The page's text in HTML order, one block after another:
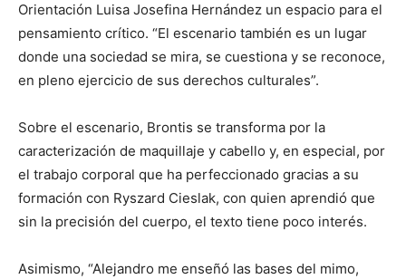
Orientación Luisa Josefina Hernández un espacio para el
pensamiento crítico. “El escenario también es un lugar
donde una sociedad se mira, se cuestiona y se reconoce,
en pleno ejercicio de sus derechos culturales”.
Sobre el escenario, Brontis se transforma por la
caracterización de maquillaje y cabello y, en especial, por
el trabajo corporal que ha perfeccionado gracias a su
formación con Ryszard Cieslak, con quien aprendió que
sin la precisión del cuerpo, el texto tiene poco interés.
Asimismo, “Alejandro me enseñó las bases del mimo,